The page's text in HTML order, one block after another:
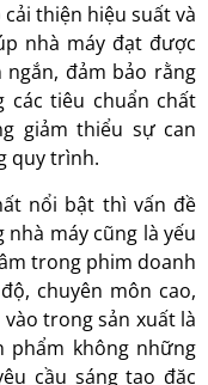
thiện hiệu suất và
nhà máy đạt được
đảm bảo rằng
các tiêu chuẩn chất
giảm thiểu sự can
quy trình.
nổi bật thì vấn đề
máy cũng là yếu
trong phim doanh
chuyên môn cao,
trong sản xuất là
phẩm không những
cầu sáng tạo đặc